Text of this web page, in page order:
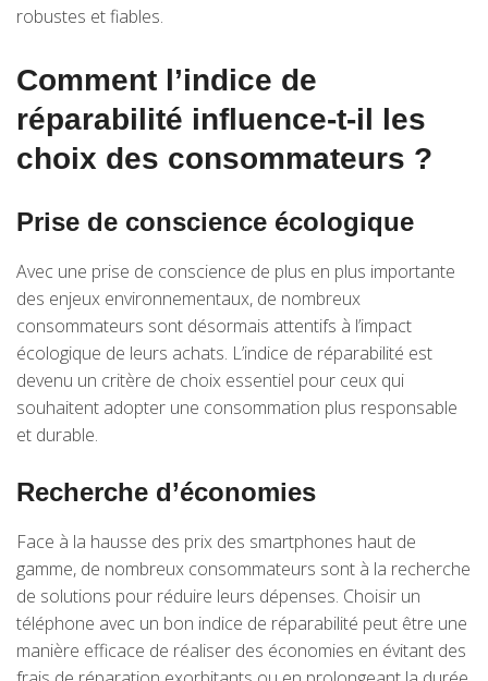
robustes et fiables.
Comment l’indice de
réparabilité influence-t-il les
choix des consommateurs ?
Prise de conscience écologique
Avec une prise de conscience de plus en plus importante
des enjeux environnementaux, de nombreux
consommateurs sont désormais attentifs à l’impact
écologique de leurs achats. L’indice de réparabilité est
devenu un critère de choix essentiel pour ceux qui
souhaitent adopter une consommation plus responsable
et durable.
Recherche d’économies
Face à la hausse des prix des smartphones haut de
gamme, de nombreux consommateurs sont à la recherche
de solutions pour réduire leurs dépenses. Choisir un
téléphone avec un bon indice de réparabilité peut être une
manière efficace de réaliser des économies en évitant des